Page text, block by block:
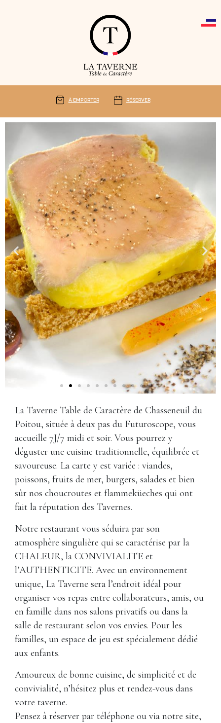
À EMPORTER RÉSERVER
La Taverne Table de Caractère de Chasseneuil du
Poitou, située à deux pas du Futuroscope, vous
accueille 7J/7 midi et soir. Vous pourrez y
déguster une cuisine traditionnelle, équilibrée et
savoureuse. La carte y est variée : viandes,
poissons, fruits de mer, burgers, salades et bien
sûr nos choucroutes et flammeküeches qui ont
fait la réputation des Tavernes.
Notre restaurant vous séduira par son
atmosphère singulière qui se caractérise par la
CHALEUR, la CONVIVIALITE et
l’AUTHENTICITE. Avec un environnement
unique, La Taverne sera l’endroit idéal pour
organiser vos repas entre collaborateurs, amis, ou
en famille dans nos salons privatifs ou dans la
salle de restaurant selon vos envies. Pour les
familles, un espace de jeu est spécialement dédié
aux enfants.
Amoureux de bonne cuisine, de simplicité et de
convivialité, n’hésitez plus et rendez-vous dans
votre taverne.
Pensez à réserver par téléphone ou via notre site,